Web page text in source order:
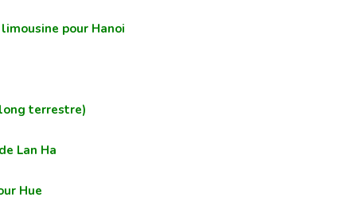
pour Hanoi
terrestre)
Lan Ha
Hue